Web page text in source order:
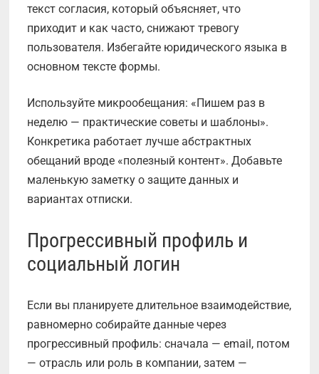
текст согласия, который объясняет, что
приходит и как часто, снижают тревогу
пользователя. Избегайте юридического языка в
основном тексте формы.
Используйте микрообещания: «Пишем раз в
неделю — практические советы и шаблоны».
Конкретика работает лучше абстрактных
обещаний вроде «полезный контент». Добавьте
маленькую заметку о защите данных и
вариантах отписки.
Прогрессивный профиль и
социальный логин
Если вы планируете длительное взаимодействие,
равномерно собирайте данные через
прогрессивный профиль: сначала — email, потом
— отрасль или роль в компании, затем —